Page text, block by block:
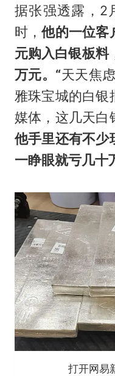
据张强透露，2
时，他的一位客
元购入白银板
万元。 “天天焦
雅珠宝城的白银
媒体，这几天白
他手里还有不少
一睁眼就亏几十
打开网易